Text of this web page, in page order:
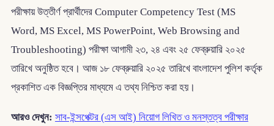
পরীক্ষায় উত্তীর্ণ প্রার্থীদের Computer Competency Test (MS
Word, MS Excel, MS PowerPoint, Web Browsing and
Troubleshooting) পরীক্ষা আগামী ২৩, ২৪ এবং ২৫ ফেব্রুয়ারি ২০২৫
তারিখে অনুষ্ঠিত হবে। আজ ১৮ ফেব্রুয়ারি ২০২৫ তারিখে বাংলাদেশ পুলিশ কর্তৃক
প্রকাশিত এক বিজ্ঞপ্তির মাধ্যমে এ তথ্য নিশ্চিত করা হয়।
আরও দেখুন: সাব-ইন্সপেক্টর (এস আই) নিয়োগ লিখিত ও মনস্তত্ব পরীক্ষার